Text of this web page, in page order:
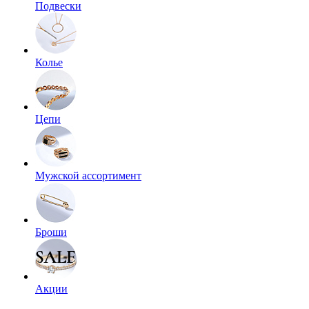
Подвески
Колье
Цепи
Мужской ассортимент
Броши
Акции